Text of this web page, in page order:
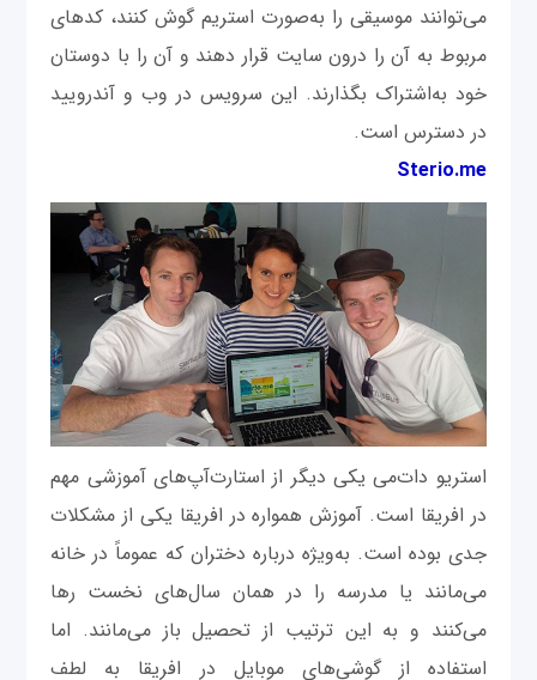
می‌توانند موسیقی را به‌صورت استریم گوش کنند، کدهای
مربوط به آن را درون سایت قرار دهند و آن را با دوستان
خود به‌اشتراک بگذارند. این سرویس در وب و آندرویید
در دسترس است.
Sterio.me
استریو دات‌می یکی دیگر از استارت‌آپ‌های آموزشی مهم
در افریقا است. آموزش همواره در افریقا یکی از مشکلات
جدی بوده است. به‌ویژه درباره دختران که عموماً در خانه
می‌مانند یا مدرسه را در همان سال‌های نخست رها
می‌کنند و به این ترتیب از تحصیل باز می‌مانند. اما
استفاده از گوشی‌های موبایل در افریقا به لطف